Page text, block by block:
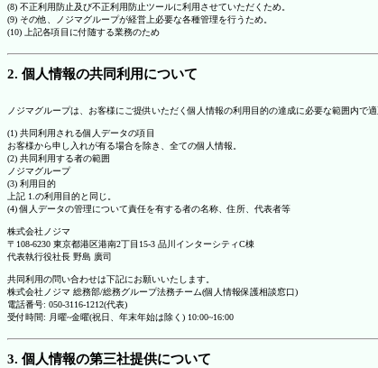
(8) 不正利用防止及び不正利用防止ツールに利用させていただくため。
(9) その他、ノジマグループが経営上必要な各種管理を行うため。
(10) 上記各項目に付随する業務のため
2. 個人情報の共同利用について
ノジマグループは、お客様にご提供いただく個人情報の利用目的の達成に必要な範囲内で
(1) 共同利用される個人データの項目
お客様から申し入れが有る場合を除き、全ての個人情報。
(2) 共同利用する者の範囲
ノジマグループ
(3) 利用目的
上記 1.の利用目的と同じ。
(4) 個人データの管理について責任を有する者の名称、住所、代表者等
株式会社ノジマ
〒108-6230 東京都港区港南2丁目15-3 品川インターシティC棟
代表執行役社長 野島 廣司
共同利用の問い合わせは下記にお願いいたします。
株式会社ノジマ 総務部/総務グループ法務チーム(個人情報保護相談窓口)
電話番号: 050-3116-1212(代表)
受付時間: 月曜~金曜(祝日、年末年始は除く) 10:00~16:00
3. 個人情報の第三社提供について